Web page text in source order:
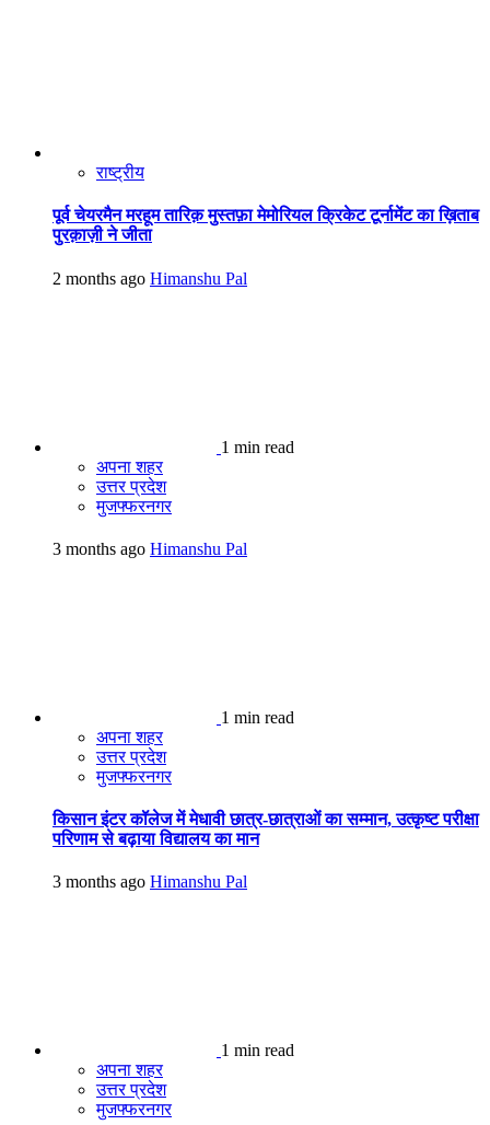
राष्ट्रीय
पूर्व चेयरमैन मरहूम तारिक़ मुस्तफ़ा मेमोरियल क्रिकेट टूर्नामेंट का ख़िताब
पुरक़ाज़ी ने जीता
2 months ago Himanshu Pal
1 min read
अपना शहर
उत्तर प्रदेश
मुजफ्फरनगर
3 months ago Himanshu Pal
1 min read
अपना शहर
उत्तर प्रदेश
मुजफ्फरनगर
किसान इंटर कॉलेज में मेधावी छात्र-छात्राओं का सम्मान, उत्कृष्ट परीक्षा
परिणाम से बढ़ाया विद्यालय का मान
3 months ago Himanshu Pal
1 min read
अपना शहर
उत्तर प्रदेश
मुजफ्फरनगर